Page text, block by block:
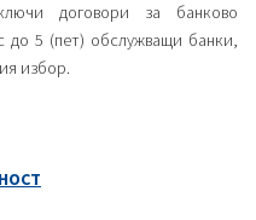
договори за банково
до 5 (пет) обслужващи банки,
избор.